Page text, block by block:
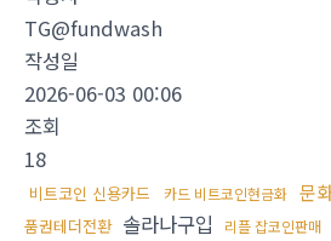
TG@fundwash
작성일
2026-06-03 00:06
조회
18
비트코인 신용카드 카드 비트코인현금화 문
품권테더전환 솔라나구입 리플 잡코인판매